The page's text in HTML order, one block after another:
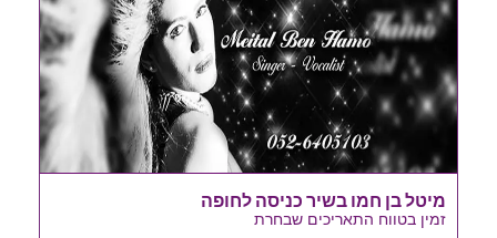
מיטל בן חמו בשיר כניסה לחופה
זמין בטווח התאריכים שבחרת